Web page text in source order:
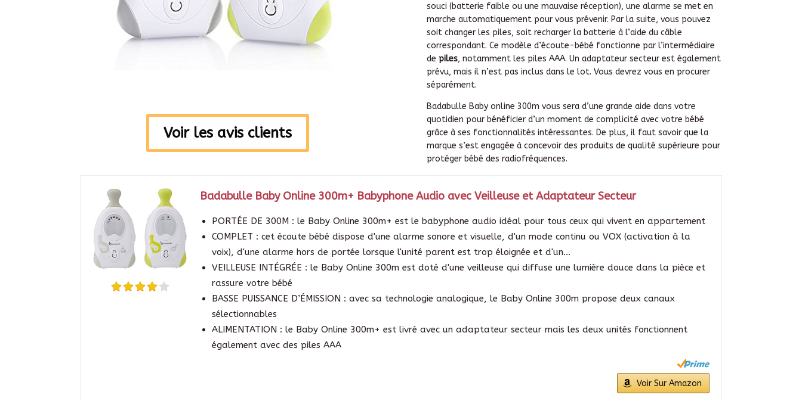
Voir les avis clients
souci (batterie faible ou une mauvaise réception), une alarme se met en
marche automatiquement pour vous prévenir. Par la suite, vous pouvez
soit changer les piles, soit recharger la batterie à l’aide du câble
correspondant. Ce modèle d’écoute-bébé fonctionne par l’intermédiaire
de piles, notamment les piles AAA. Un adaptateur secteur est également
prévu, mais il n’est pas inclus dans le lot. Vous devrez vous en procurer
séparément.
Badabulle Baby online 300m vous sera d’une grande aide dans votre
quotidien pour bénéficier d’un moment de complicité avec votre bébé
grâce à ses fonctionnalités intéressantes. De plus, il faut savoir que la
marque s’est engagée à concevoir des produits de qualité supérieure pour
protéger bébé des radiofréquences.
Badabulle Baby Online 300m+ Babyphone Audio avec Veilleuse et Adaptateur Secteur
PORTÉE DE 300M : le Baby Online 300m+ est le babyphone audio idéal pour tous ceux qui vivent en appartement
COMPLET : cet écoute bébé dispose d'une alarme sonore et visuelle, d'un mode continu ou VOX (activation à la
voix), d'une alarme hors de portée lorsque l'unité parent est trop éloignée et d'un...
VEILLEUSE INTÉGRÉE : le Baby Online 300m est doté d'une veilleuse qui diffuse une lumière douce dans la pièce et
rassure votre bébé
BASSE PUISSANCE D’ÉMISSION : avec sa technologie analogique, le Baby Online 300m propose deux canaux
sélectionnables
ALIMENTATION : le Baby Online 300m+ est livré avec un adaptateur secteur mais les deux unités fonctionnent
également avec des piles AAA
Voir Sur Amazon